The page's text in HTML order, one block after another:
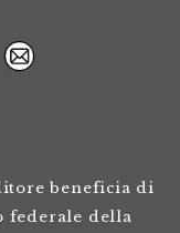
beneficia di
federale della